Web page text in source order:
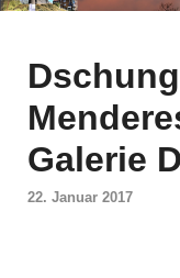
Galerie
22. Januar 2017